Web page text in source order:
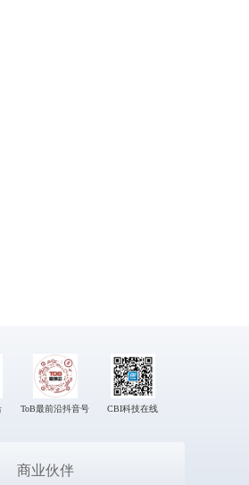
ToB最前沿抖音号 CBI科技在线
商业伙伴